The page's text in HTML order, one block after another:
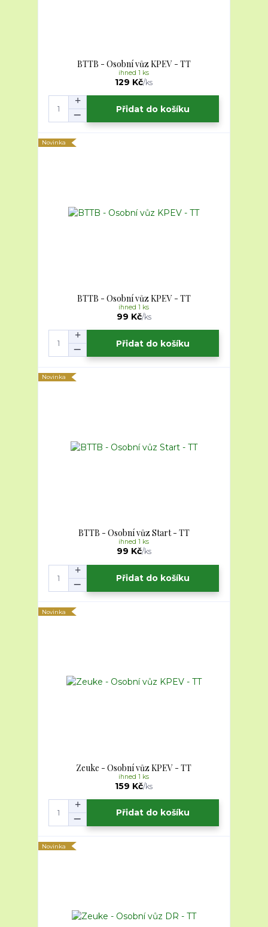
BTTB - Osobní vůz KPEV - TT
129 Kč/ks
ihned 1 ks
Přidat do košíku
Novinka
BTTB - Osobní vůz KPEV - TT
99 Kč/ks
ihned 1 ks
Přidat do košíku
Novinka
BTTB - Osobní vůz Start - TT
99 Kč/ks
ihned 1 ks
Přidat do košíku
Novinka
Zeuke - Osobní vůz KPEV - TT
159 Kč/ks
ihned 1 ks
Přidat do košíku
Novinka